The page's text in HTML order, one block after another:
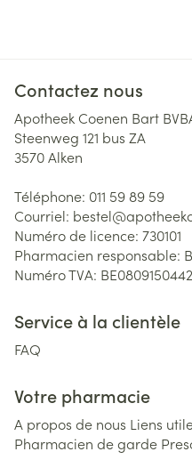
Contactez nous
Apotheek Coenen Bart
Steenweg 121 bus ZA
3570Alken
Téléphone: 011 59 89 59
Courriel: bestel@
Numéro de licence: 730101
Pharmacien responsable:
Numéro TVA: BE0809150442
Service à la clientèle
FAQ
Votre pharmacie
A propos de nous Liens
Pharmacien de garde